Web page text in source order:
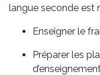
langue seconde est
Enseigner le
Préparer les